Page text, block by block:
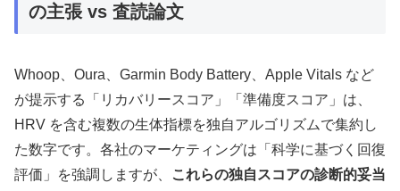
の主張 vs 査読論文
Whoop、Oura、Garmin Body Battery、Apple Vitals など
が提示する「リカバリースコア」「準備度スコア」は、
HRV を含む複数の生体指標を独自アルゴリズムで集約し
た数字です。各社のマーケティングは「科学に基づく回復
評価」を強調しますが、
これらの独自スコアの診断的妥当